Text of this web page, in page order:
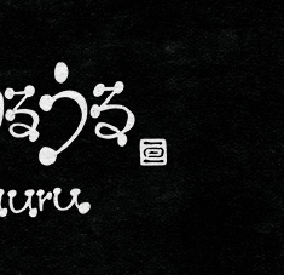
いしい地酒が飲
うる」のブロ
屋居酒屋「一献う
らせ